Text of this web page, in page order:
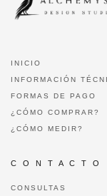
INICIO
INFORMACIÓN
FORMAS DE PAGO
¿CÓMO COMPRAR?
¿CÓMO MEDIR?
C O N T A C T O
CONSULTAS